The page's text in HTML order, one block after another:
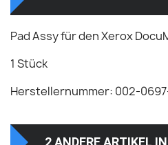
Pad Assy für den Xerox
1 Stück
Herstellernummer: 002-
2 ANDERE ARTIKEL